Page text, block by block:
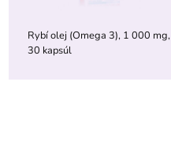
Rybí olej (Omega 3), 1 000 mg,
30 kapsúl